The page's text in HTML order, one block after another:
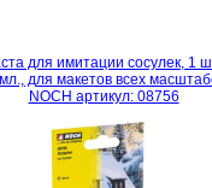
для имитации сосулек, 1
для макетов всех
NOCH артикул: 08756